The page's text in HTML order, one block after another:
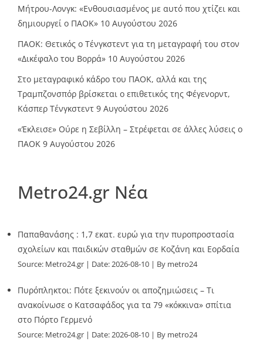
Μήτρου-Λονγκ: «Ενθουσιασμένος με αυτό που χτίζει και
δημιουργεί ο ΠΑΟΚ» 10 Αυγούστου 2026
ΠΑΟΚ: Θετικός ο Τένγκστεντ για τη μεταγραφή του στον
«Δικέφαλο του Βορρά» 10 Αυγούστου 2026
Στο μεταγραφικό κάδρο του ΠΑΟΚ, αλλά και της
Τραμπζονσπόρ βρίσκεται ο επιθετικός της Φέγενορντ,
Κάσπερ Τένγκστεντ 9 Αυγούστου 2026
«Έκλεισε» Ούρε η Σεβίλλη – Στρέφεται σε άλλες λύσεις ο
ΠΑΟΚ 9 Αυγούστου 2026
Metro24.gr Νέα
Παπαθανάσης : 1,7 εκατ. ευρώ για την πυροπροστασία
σχολείων και παιδικών σταθμών σε Κοζάνη και Εορδαία
Source: Metro24.gr Date: 2026-08-10 By metro24
Πυρόπληκτοι: Πότε ξεκινούν οι αποζημιώσεις – Τι
ανακοίνωσε ο Κατσαφάδος για τα 79 «κόκκινα» σπίτια
στο Πόρτο Γερμενό
Source: Metro24.gr Date: 2026-08-10 By metro24